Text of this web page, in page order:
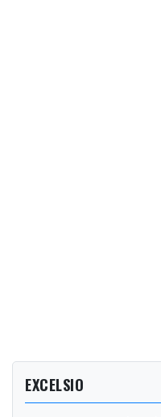
EXCELSIO